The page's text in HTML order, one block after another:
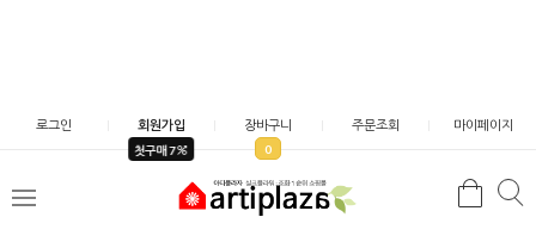
로그인 회원가입
첫구매 7
장바구니
0
주문조회 마이페이지
메
검